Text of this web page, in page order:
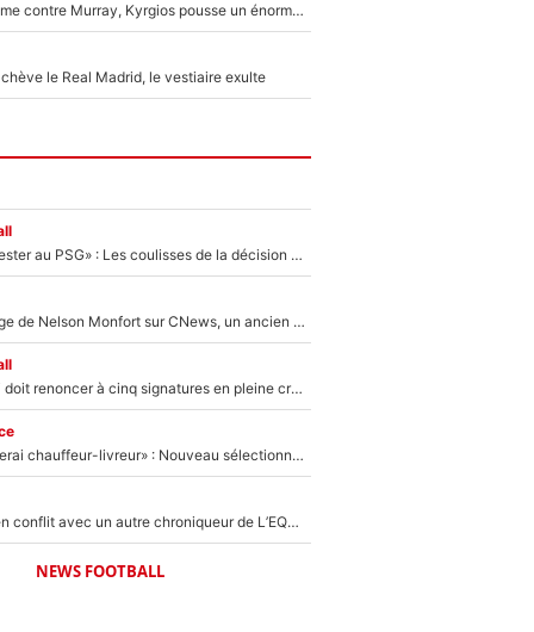
Victime de racisme contre Murray, Kyrgios pousse un énorme coup de gueule !
le Real Madrid, le vestiaire exulte
«Il a décidé de rester au PSG» : Les coulisses de la décision de Lucas Chevalier pour son transfert
Après le dérapage de Nelson Monfort sur CNews, un ancien journaliste de France Télévisions relance la polémique sur les incendies en Gironde
Grégory Lorenzi doit renoncer à cinq signatures en pleine crise financière : L’IA propose sept noms à l’OM pour un mercato réussi... à seulement 5M€ !
«Plus grand, je ferai chauffeur-livreur» : Nouveau sélectionneur des Bleus, Zinédine Zidane s’était imaginé un avenir très différent lorsqu'il était enfant
Johan Micoud en conflit avec un autre chroniqueur de L’EQUIPE du Soir : «Pendant un moment, je ne les ai pas remis ensemble dans l'émission»
NEWS FOOTBALL